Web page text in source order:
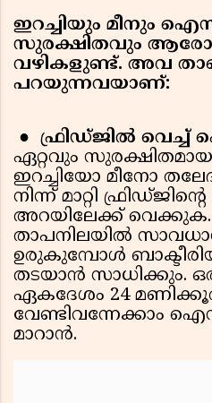
ഇറച്ചിയും മീനും
സുരക്ഷിതവും
വഴികളുണ്ട്. അവ
പറയുന്നവയാണ്:
● ഫ്രിഡ്ജിൽ
ഏറ്റവും സുരക്ഷിതമായ
ഇറച്ചിയോ മീനോ
നിന്ന് മാറ്റി
അറയിലേക്ക്
താപനിലയിൽ
ഉരുകുമ്പോൾ
തടയാൻ സാധിക്കും.
ഏകദേശം 24
വേണ്ടിവന്നേക്കാം
മാറാൻ.